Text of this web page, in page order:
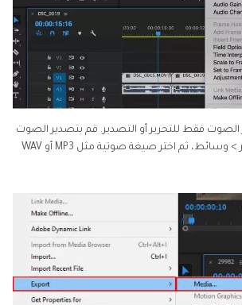
الصوت فقط للتحرير أو التصدير. قم بتصدير الصوت
بالنقر على ملف > تصدير > وسائط، ثم اختر صيغة صوتية مثل MP3 أو WAV